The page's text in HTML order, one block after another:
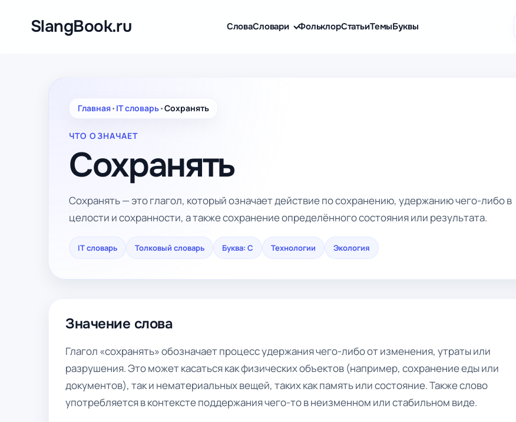
содержимомуSlangBook.ru СловаСловари ФольклорСтатьиТемыБуквы
Главная• IT словарь•Сохранять
ЧТО ОЗНАЧАЕТ
Сохранять
Сохранять — это глагол, который означает действие по сохранению, удержанию чего-либо в
целости и сохранности, а также сохранение определённого состояния или результата.
IT словарь Толковый словарь Буква: С Технологии Экология
Значение слова
Глагол «сохранять» обозначает процесс удержания чего-либо от изменения, утраты или
разрушения. Это может касаться как физических объектов (например, сохранение еды или
документов), так и нематериальных вещей, таких как память или состояние. Также слово
употребляется в контексте поддержания чего-то в неизменном или стабильном виде.